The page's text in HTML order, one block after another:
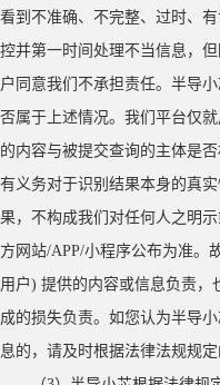
看到不准确、不完整、过时、
控并第一时间处理不当信息，
户同意我们不承担责任。半导
否属于上述情况。我们平台仅
的内容与被提交查询的主体是
有义务对于识别结果本身的真
果，不构成我们对任何人之明
方网站/APP/小程序公布为准。
用户) 提供的内容或信息负责
成的损失负责。如您认为半导
息的，请及时根据法律法规规